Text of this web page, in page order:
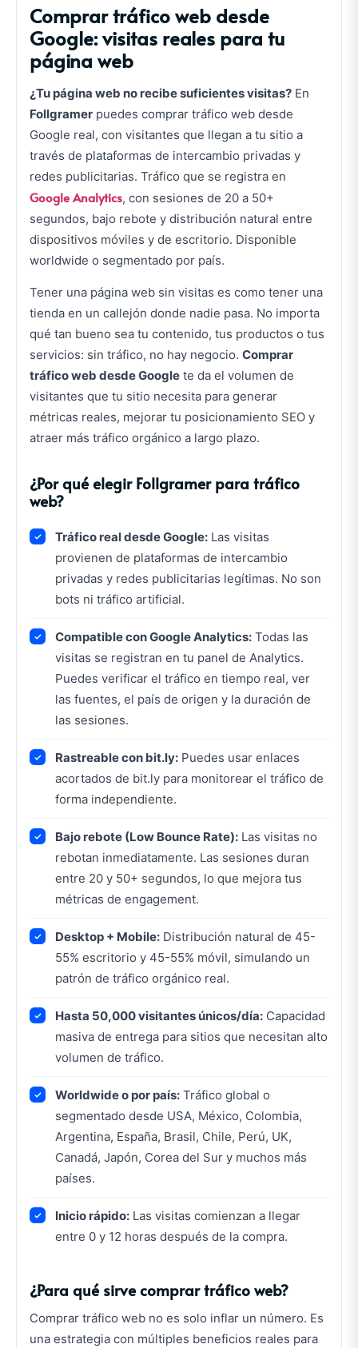
Comprar tráfico web desde
Google: visitas reales para tu
página web
¿Tu página web no recibe suficientes visitas? En
Follgramer puedes comprar tráfico web desde
Google real, con visitantes que llegan a tu sitio a
través de plataformas de intercambio privadas y
redes publicitarias. Tráfico que se registra en
Google Analytics, con sesiones de 20 a 50+
segundos, bajo rebote y distribución natural entre
dispositivos móviles y de escritorio. Disponible
worldwide o segmentado por país.
Tener una página web sin visitas es como tener una
tienda en un callejón donde nadie pasa. No importa
qué tan bueno sea tu contenido, tus productos o tus
servicios: sin tráfico, no hay negocio. Comprar
tráfico web desde Google te da el volumen de
visitantes que tu sitio necesita para generar
métricas reales, mejorar tu posicionamiento SEO y
atraer más tráfico orgánico a largo plazo.
¿Por qué elegir Follgramer para tráfico
web?
Tráfico real desde Google: Las visitas
provienen de plataformas de intercambio
privadas y redes publicitarias legítimas. No son
bots ni tráfico artificial.
Compatible con Google Analytics: Todas las
visitas se registran en tu panel de Analytics.
Puedes verificar el tráfico en tiempo real, ver
las fuentes, el país de origen y la duración de
las sesiones.
Rastreable con bit.ly: Puedes usar enlaces
acortados de bit.ly para monitorear el tráfico de
forma independiente.
Bajo rebote (Low Bounce Rate): Las visitas no
rebotan inmediatamente. Las sesiones duran
entre 20 y 50+ segundos, lo que mejora tus
métricas de engagement.
Desktop + Mobile: Distribución natural de 45-
55% escritorio y 45-55% móvil, simulando un
patrón de tráfico orgánico real.
Hasta 50,000 visitantes únicos/día: Capacidad
masiva de entrega para sitios que necesitan alto
volumen de tráfico.
Worldwide o por país: Tráfico global o
segmentado desde USA, México, Colombia,
Argentina, España, Brasil, Chile, Perú, UK,
Canadá, Japón, Corea del Sur y muchos más
países.
Inicio rápido: Las visitas comienzan a llegar
entre 0 y 12 horas después de la compra.
¿Para qué sirve comprar tráfico web?
Comprar tráfico web no es solo inflar un número. Es
una estrategia con múltiples beneficios reales para